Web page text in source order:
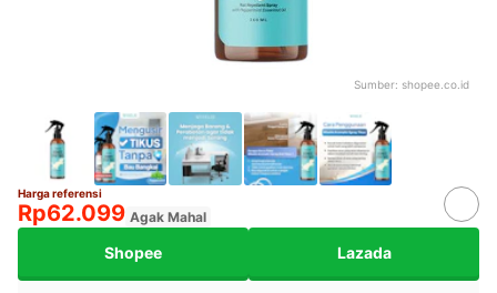
Sumber: shopee.co.id
Harga referensi
Rp62.099 Agak Mahal
Shopee Lazada